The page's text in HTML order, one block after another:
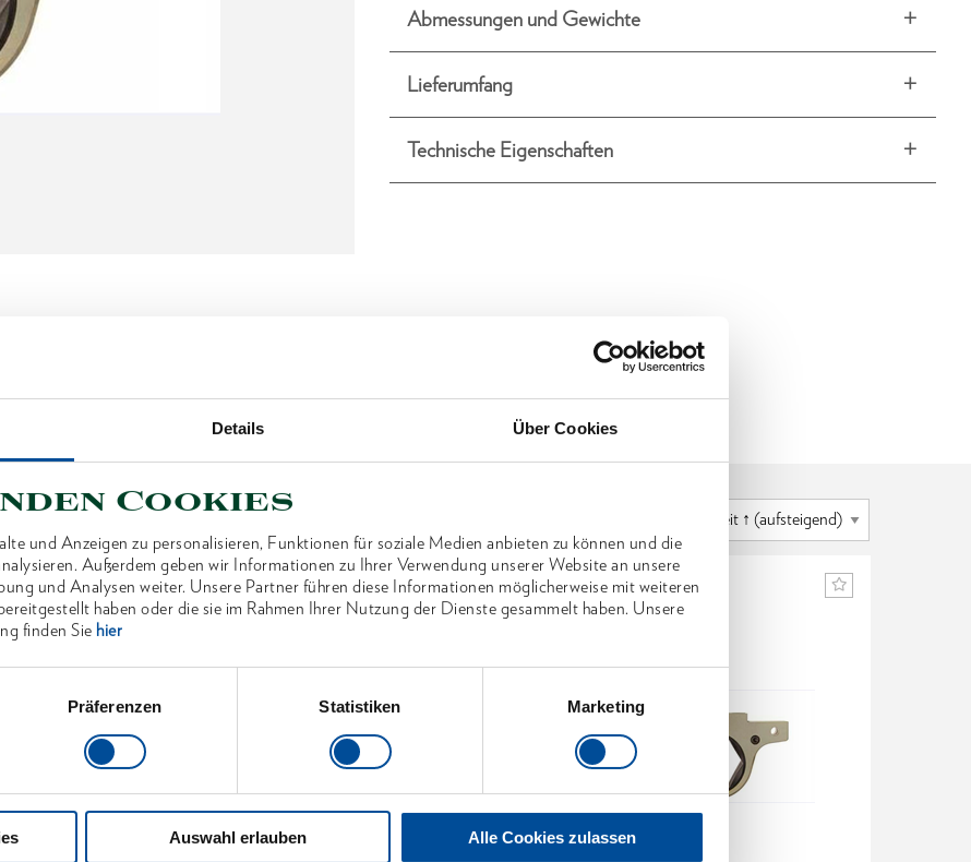
Details Über Cookies
Cookies
und Anzeigen zu personalisieren, Funktionen für soziale Medien anbieten zu können und die
Außerdem geben wir Informationen zu Ihrer Verwendung unserer Website an unsere
und Analysen weiter. Unsere Partner führen diese Informationen möglicherweise mit weiteren
haben oder die sie im Rahmen Ihrer Nutzung der Dienste gesammelt haben. Unsere
finden Sie hier
Präferenzen Statistiken Marketing
Auswahl erlauben Alle Cookies zulassen
Abmessungen und Gewichte
Lieferumfang
Technische Eigenschaften